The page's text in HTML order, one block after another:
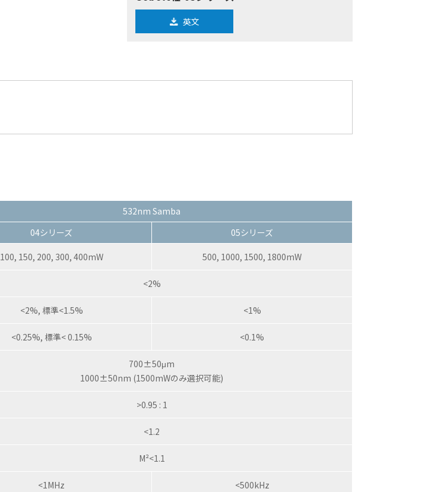
英文
532nm Samba
04シリーズ
05シリーズ
100, 150, 200, 300, 400mW 500, 1000, 1500, 1800mW
<2%
<2%, 標準<1.5% <1%
<0.25%, 標準< 0.15% <0.1%
700±50μm
1000±50nm (1500mWのみ選択可能)
>0.95 : 1
<1.2
M²<1.1
<1MHz <500kHz